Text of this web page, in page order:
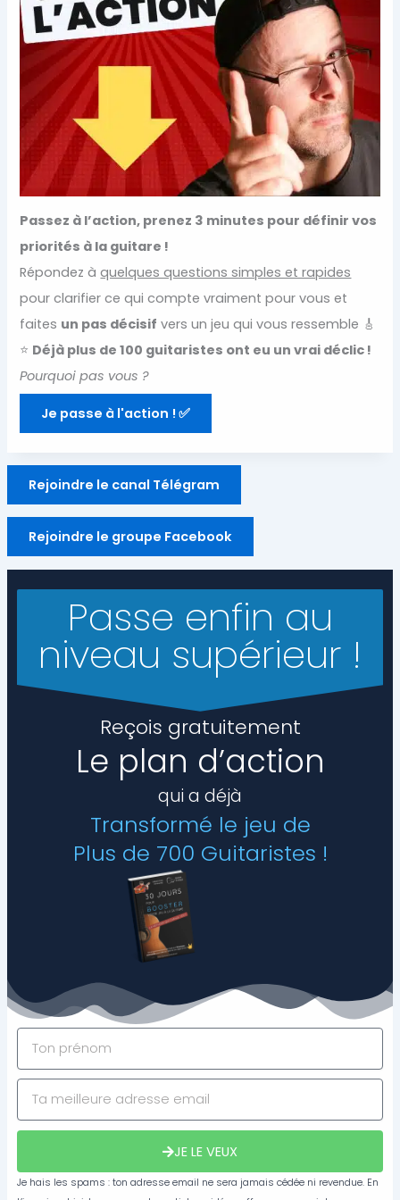
Passez à l’action, prenez 3 minutes pour définir vos
priorités à la guitare !
Répondez àquelques questions simples et rapides
pour clarifier ce qui compte vraiment pour vous et
faites un pas décisif vers un jeu qui vous ressemble 🎸
⭐ Déjà plus de 100 guitaristes ont eu un vrai déclic !
Pourquoi pas vous ?
Je passe à l'action ! ✅
Rejoindre le canal Télégram
Rejoindre le groupe Facebook
Passe enfin au
niveau supérieur !
Reçois gratuitement
Le plan d’action
qui a déjà
Transformé le jeu de
Plus de 700 Guitaristes !
JE LE VEUX
Je hais les spams : ton adresse email ne sera jamais cédée ni revendue. En